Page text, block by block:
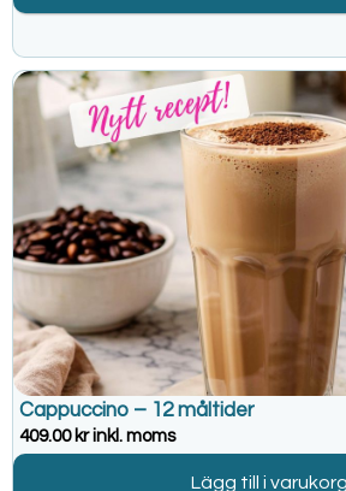
Cappuccino – 12 måltider
409.00 krinkl. moms
Lägg till i varukorg